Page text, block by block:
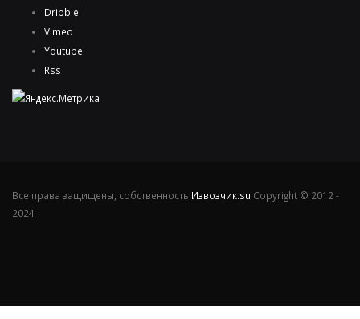
Dribble
Vimeo
Youtube
Rss
Все права защищены, собственность Извозчик.su Copyright © 2012 -
2024